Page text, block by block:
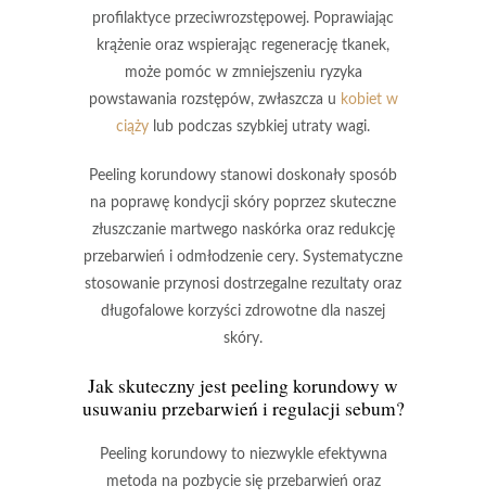
profilaktyce przeciwrozstępowej. Poprawiając
krążenie oraz wspierając regenerację tkanek,
może pomóc w zmniejszeniu ryzyka
powstawania rozstępów, zwłaszcza u kobiet w
ciąży lub podczas szybkiej utraty wagi.
Peeling korundowy stanowi doskonały sposób
na poprawę kondycji skóry poprzez skuteczne
złuszczanie martwego naskórka oraz redukcję
przebarwień i odmłodzenie cery. Systematyczne
stosowanie przynosi dostrzegalne rezultaty oraz
długofalowe korzyści zdrowotne dla naszej
skóry.
Jak skuteczny jest peeling korundowy w
usuwaniu przebarwień i regulacji sebum?
Peeling korundowyto niezwykle efektywna
metoda na pozbycie się przebarwień oraz